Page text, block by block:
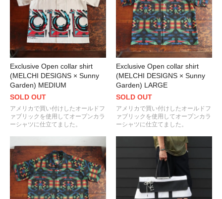
Exclusive Open collar shirt
(MELCHI DESIGNS × Sunny
Garden) MEDIUM
SOLD OUT
アメリカで買い付けしたオールドフ
ァブリックを使用してオープンカラ
ーシャツに仕立てました。
Exclusive Open collar shirt
(MELCHI DESIGNS × Sunny
Garden) LARGE
SOLD OUT
アメリカで買い付けしたオールドフ
ァブリックを使用してオープンカラ
ーシャツに仕立てました。